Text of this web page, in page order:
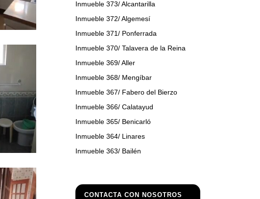
Inmueble 373/ Alcantarilla
Inmueble 372/ Algemesí
Inmueble 371/ Ponferrada
Inmueble 370/ Talavera de la Reina
Inmueble 369/ Aller
Inmueble 368/ Mengíbar
Inmueble 367/ Fabero del Bierzo
Inmueble 366/ Calatayud
Inmueble 365/ Benicarló
Inmueble 364/ Linares
Inmueble 363/ Bailén
CONTACTA CON NOSOTROS